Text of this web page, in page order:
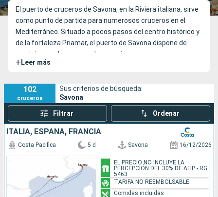
Puertos Compañías
Buscar
El puerto de cruceros de Savona, en la Riviera italiana, sirve
como punto de partida para numerosos cruceros en el
Mediterráneo. Situado a pocos pasos del centro histórico y
de la fortaleza Priamar, el puerto de Savona dispone de
servicios modernos para los pasajeros.
+ Leer más
102
cruceros
Sus criterios de búsqueda:
Savona
Filtrar Ordenar
ITALIA, ESPAÑA, FRANCIA
Costa Pacifica 5 d Savona 16/12/2026
EL PRECIO NO INCLUYE LA
PERCEPCIÓN DEL 30% DE AFIP - RG
5463
TARIFA NO REEMBOLSABLE
Comidas incluidas